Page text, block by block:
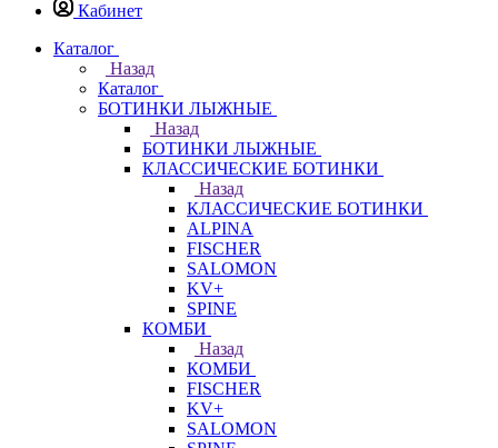
Кабинет
Каталог
Назад
Каталог
БОТИНКИ ЛЫЖНЫЕ
Назад
БОТИНКИ ЛЫЖНЫЕ
КЛАССИЧЕСКИЕ БОТИНКИ
Назад
КЛАССИЧЕСКИЕ БОТИНКИ
ALPINA
FISCHER
SALOMON
KV+
SPINE
КОМБИ
Назад
КОМБИ
FISCHER
KV+
SALOMON